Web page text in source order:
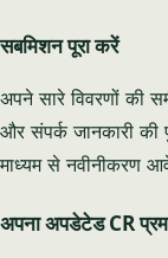
सबमिशन पूरा करें
अपने सारे विवरणों की
और संपर्क जानकारी की
माध्यम से नवीनीकरण
अपना अपडेटेड CR